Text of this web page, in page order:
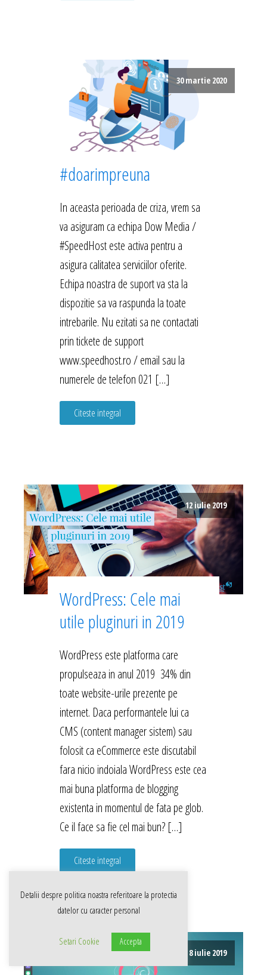
30 martie 2020
#doarimpreuna
In aceasta perioada de criza, vrem sa
va asiguram ca echipa Dow Media /
#SpeedHost este activa pentru a
asigura calitatea serviciilor oferite.
Echipa noastra de suport va sta la
dispozitie sa va raspunda la toate
intrebarile. Nu ezitati sa ne contactati
prin tickete de support
www.speedhost.ro / email sau la
numerele de telefon 021 […]
Citeste integral
12 iulie 2019
WordPress: Cele mai
utile pluginuri in 2019
WordPress este platforma care
propulseaza in anul 2019 34% din
toate website-urile prezente pe
internet. Daca performantele lui ca
CMS (content manager sistem) sau
folosit ca eCommerce este discutabil
fara nicio indoiala WordPress este cea
mai buna platforma de blogging
existenta in momentul de fata pe glob.
Ce il face sa fie cel mai bun? […]
Citeste integral
8 iulie 2019
Detalii despre politica noastra referitoare la protectia
datelor cu caracter personal
Setari Cookie Accepta